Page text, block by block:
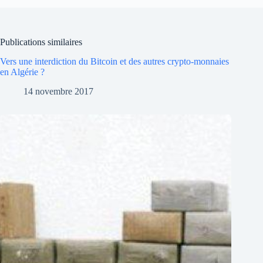
Publications similaires
Vers une interdiction du Bitcoin et des autres crypto-monnaies
en Algérie ?
14 novembre 2017